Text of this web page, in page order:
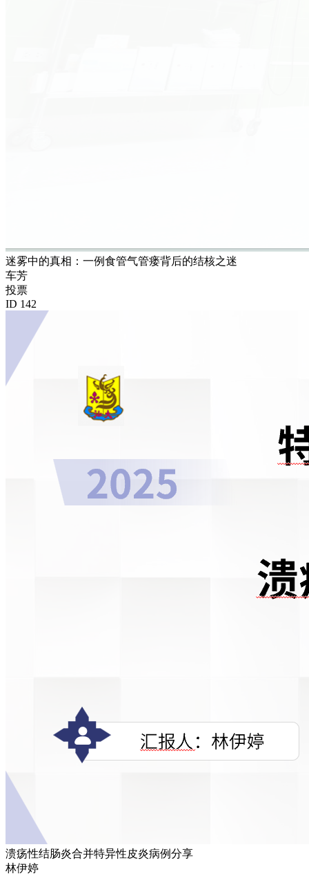
迷雾中的真相：一例食管气管瘘背后的结核之迷
车芳
投票
ID 142
溃疡性结肠炎合并特异性皮炎病例分享
林伊婷